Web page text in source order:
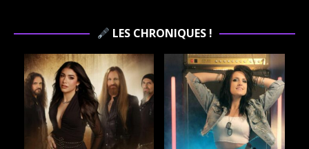
LES CHRONIQUES !